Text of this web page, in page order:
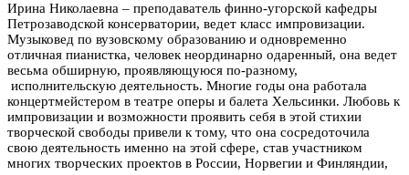
Ирина Николаевна – преподаватель финно-угорской кафедры
Петрозаводской консерватории, ведет класс импровизации.
Музыковед по вузовскому образованию и одновременно
отличная пианистка, человек неординарно одаренный, она ведет
весьма обширную, проявляющуюся по-разному,
исполнительскую деятельность. Многие годы она работала
концертмейстером в театре оперы и балета Хельсинки. Любовь к
импровизации и возможности проявить себя в этой стихии
творческой свободы привели к тому, что она сосредоточила
свою деятельность именно на этой сфере, став участником
многих творческих проектов в России, Норвегии и Финляндии,